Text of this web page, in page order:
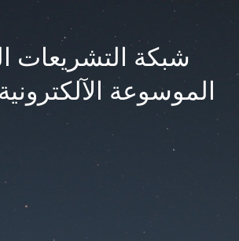
شبكة التشريعات
الموسوعة